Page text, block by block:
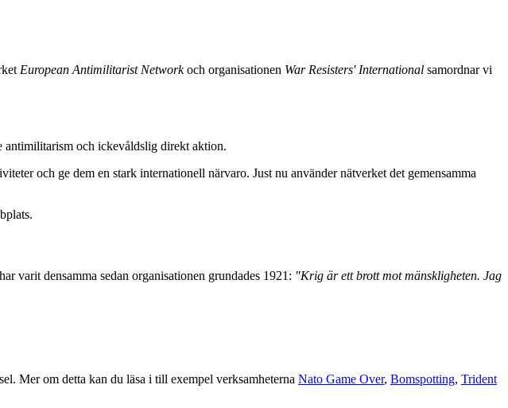
European Antimilitarist Networkoch organisationen War Resisters' International samordnar vi
antimilitarism och ickevåldslig direkt aktion.
och ge dem en stark internationell närvaro. Just nu använder nätverket det gemensamma
varit densamma sedan organisationen grundades 1921: "Krig är ett brott mot mänskligheten. Jag
Mer om detta kan du läsa i till exempel verksamheterna Nato Game Over, Bomspotting, Trident